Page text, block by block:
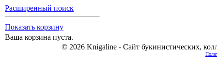
Расширенный поиск
Показать корзину
Ваша корзина пуста.
© 2026 Knigaline - Сайт букинистических,